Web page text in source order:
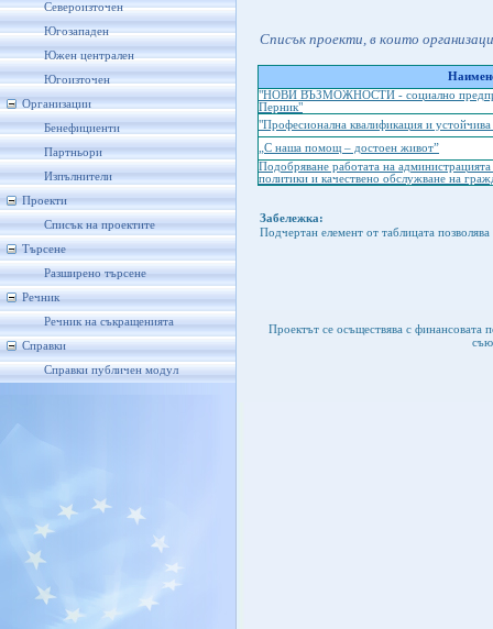
Североизточен
Югозападен
Южен централен
Югоизточен
Организации
Бенефициенти
Партньори
Изпълнители
Проекти
Списък на проектите
Търсене
Разширено търсене
Речник
Речник на съкращенията
Справки
Справки публичен модул
Списък проекти, в които
"НОВИ ВЪЗМОЖНОСТИ - социално
Перник"
"Професионална квалификация и устойчива
„С наша помощ – достоен живот”
Подобряване работата на
политики и качествено обслужване на
Забележка:
Подчертан елемент от таблицата
Проектът се осъществява с финансовата